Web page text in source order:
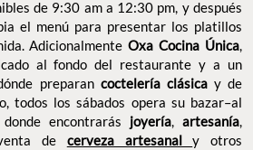
de 9:30 am a 12:30 pm, y después
el menú para presentar los platillos
AdicionalmenteOxa Cocina Única,
al fondo del restaurante y a un
preparan coctelería clásicay de
todos los sábados opera su bazar–al
encontrarás joyería, artesanía,
de cerveza artesanaly otros